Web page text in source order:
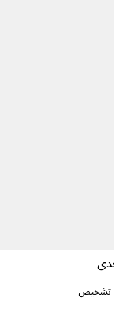
تشخیص